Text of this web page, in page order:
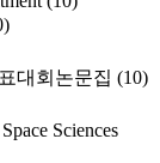
대회논문집 (10)
Sciences